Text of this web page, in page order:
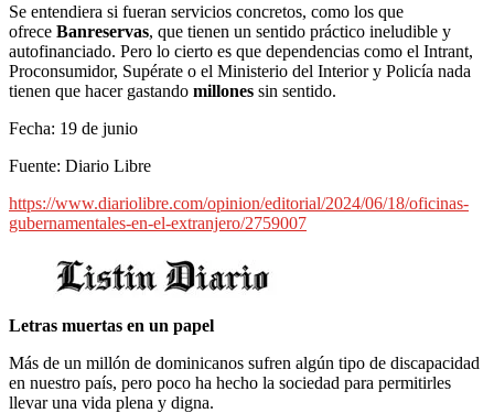
Se entendiera si fueran servicios concretos, como los que
ofrece Banreservas, que tienen un sentido práctico ineludible y
autofinanciado. Pero lo cierto es que dependencias como el Intrant,
Proconsumidor, Supérate o el Ministerio del Interior y Policía nada
tienen que hacer gastando millones sin sentido.
Fecha: 19 de junio
Fuente: Diario Libre
https://www.diariolibre.com/opinion/editorial/2024/06/18/oficinas-
gubernamentales-en-el-extranjero/2759007
Letras muertas en un papel
Más de un millón de dominicanos sufren algún tipo de discapacidad
en nuestro país, pero poco ha hecho la sociedad para permitirles
llevar una vida plena y digna.